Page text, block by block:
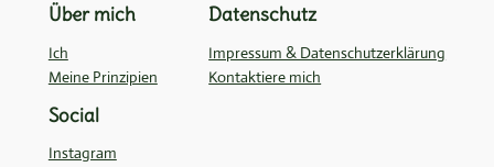
Über mich
Ich
Meine Prinzipien
Datenschutz
Impressum & Datenschutzerklärung
Kontaktiere mich
Social
Instagram